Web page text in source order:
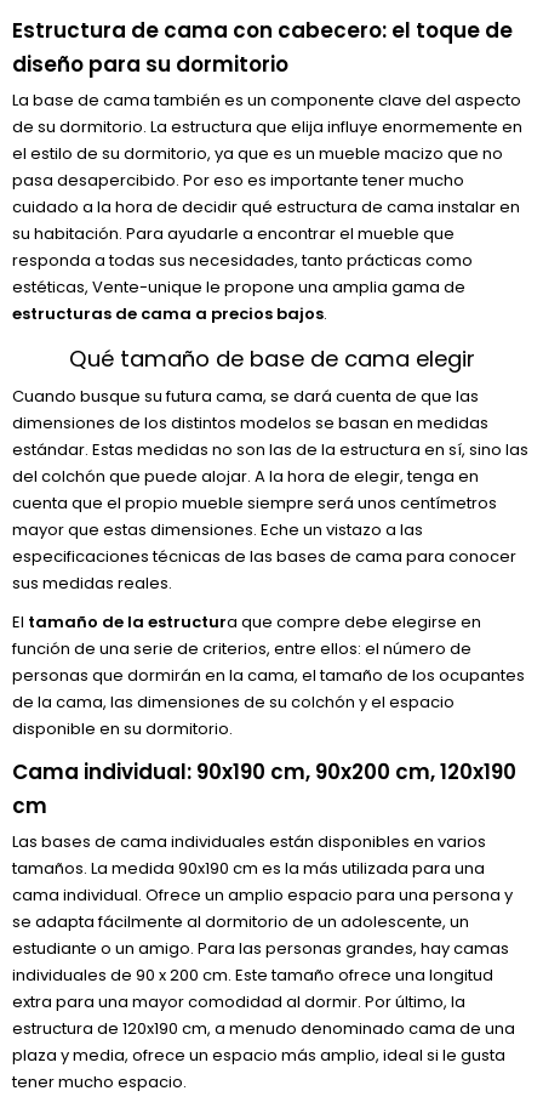
Estructura de cama con cabecero: el toque de
diseño para su dormitorio
La base de cama también es un componente clave del aspecto
de su dormitorio. La estructura que elija influye enormemente en
el estilo de su dormitorio, ya que es un mueble macizo que no
pasa desapercibido. Por eso es importante tener mucho
cuidado a la hora de decidir qué estructura de cama instalar en
su habitación. Para ayudarle a encontrar el mueble que
responda a todas sus necesidades, tanto prácticas como
estéticas, Vente-unique le propone una amplia gama de
estructuras de cama a precios bajos.
Qué tamaño de base de cama elegir
Cuando busque su futura cama, se dará cuenta de que las
dimensiones de los distintos modelos se basan en medidas
estándar. Estas medidas no son las de la estructura en sí, sino las
del colchón que puede alojar. A la hora de elegir, tenga en
cuenta que el propio mueble siempre será unos centímetros
mayor que estas dimensiones. Eche un vistazo a las
especificaciones técnicas de las bases de cama para conocer
sus medidas reales.
El tamaño de la estructura que compre debe elegirse en
función de una serie de criterios, entre ellos: el número de
personas que dormirán en la cama, el tamaño de los ocupantes
de la cama, las dimensiones de su colchón y el espacio
disponible en su dormitorio.
Cama individual: 90x190 cm, 90x200 cm, 120x190
cm
Las bases de cama individuales están disponibles en varios
tamaños. La medida 90x190 cm es la más utilizada para una
cama individual. Ofrece un amplio espacio para una persona y
se adapta fácilmente al dormitorio de un adolescente, un
estudiante o un amigo. Para las personas grandes, hay camas
individuales de 90 x 200 cm. Este tamaño ofrece una longitud
extra para una mayor comodidad al dormir. Por último, la
estructura de 120x190 cm, a menudo denominado cama de una
plaza y media, ofrece un espacio más amplio, ideal si le gusta
tener mucho espacio.